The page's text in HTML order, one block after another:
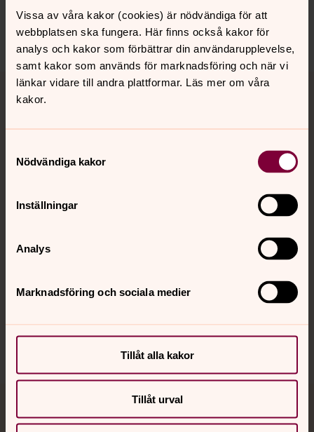
Vissa av våra kakor (cookies) är nödvändiga för att
webbplatsen ska fungera. Här finns också kakor för
analys och kakor som förbättrar din användarupplevelse,
samt kakor som används för marknadsföring och när vi
länkar vidare till andra plattformar. Läs mer om våra
kakor.
Nödvändiga kakor
Inställningar
Analys
Marknadsföring och sociala medier
Tillåt alla kakor
Tillåt urval
Tillbaka till toppen
Tillbaka till innehållet
Kalender
Hitta snabbt
Jourhavande präst